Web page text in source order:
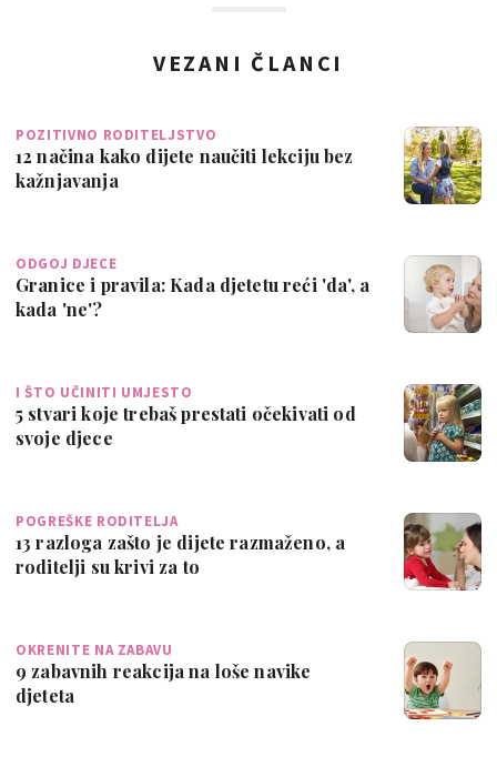
VEZANI ČLANCI
POZITIVNO RODITELJSTVO
12 načina kako dijete naučiti lekciju bez
kažnjavanja
ODGOJ DJECE
Granice i pravila: Kada djetetu reći 'da', a
kada 'ne'?
I ŠTO UČINITI UMJESTO
5 stvari koje trebaš prestati očekivati od
svoje djece
POGREŠKE RODITELJA
13 razloga zašto je dijete razmaženo, a
roditelji su krivi za to
OKRENITE NA ZABAVU
9 zabavnih reakcija na loše navike
djeteta